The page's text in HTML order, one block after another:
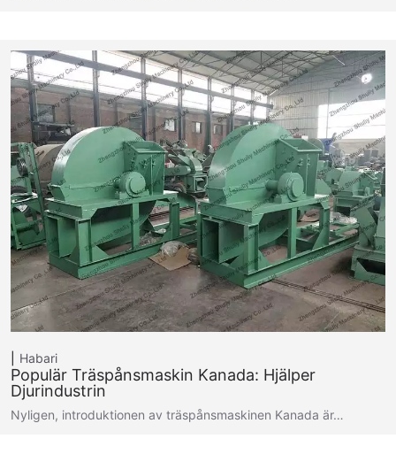
Habari
Populär Träspånsmaskin Kanada: Hjälper
Djurindustrin
Nyligen, introduktionen av träspånsmaskinen Kanada är…